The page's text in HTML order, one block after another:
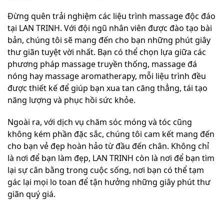
Đừng quên trải nghiệm các liệu trình massage độc đáo
tại LAN TRINH. Với đội ngũ nhân viên được đào tạo bài
bản, chúng tôi sẽ mang đến cho bạn những phút giây
thư giãn tuyệt vời nhất. Bạn có thể chọn lựa giữa các
phương pháp massage truyền thống, massage đá
nóng hay massage aromatherapy, mỗi liệu trình đều
được thiết kế để giúp bạn xua tan căng thẳng, tái tạo
năng lượng và phục hồi sức khỏe.
Ngoài ra, với dịch vụ chăm sóc móng và tóc cũng
không kém phần đặc sắc, chúng tôi cam kết mang đến
cho bạn vẻ đẹp hoàn hảo từ đầu đến chân. Không chỉ
là nơi để bạn làm đẹp, LAN TRINH còn là nơi để bạn tìm
lại sự cân bằng trong cuộc sống, nơi bạn có thể tạm
gác lại mọi lo toan để tận hưởng những giây phút thư
giãn quý giá.